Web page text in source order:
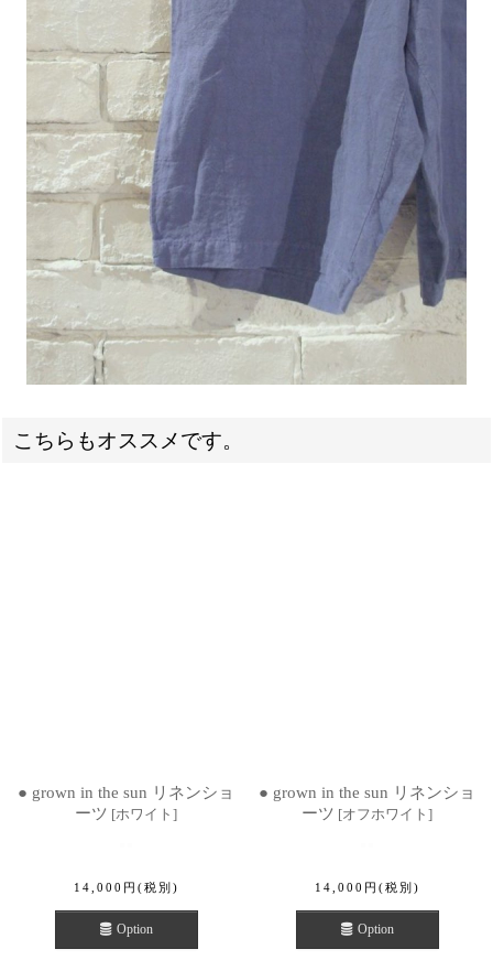
こちらもオススメです。
● grown in the sun リネンショ
ーツ [ホワイト ]
14,000 円 (税別)
Option
● grown in the sun リネンショ
ーツ [オフホワイト ]
14,000 円 (税別)
Option